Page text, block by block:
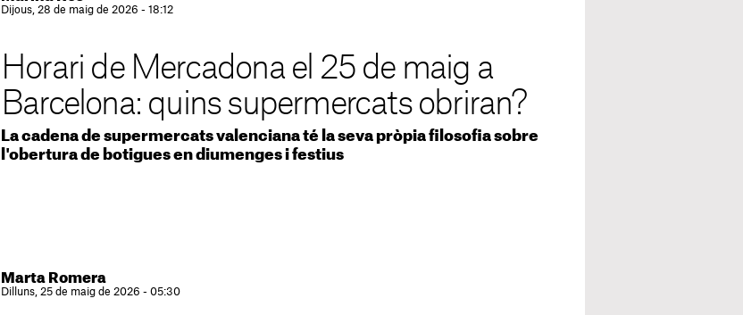
Dijous, 28 de maig de 2026 - 18:12
Horari de Mercadona el 25 de maig a
Barcelona: quins supermercats obriran?
La cadena de supermercats valenciana té la seva pròpia filosofia sobre
l'obertura de botigues en diumenges i festius
Marta Romera
Dilluns, 25 de maig de 2026 - 05:30